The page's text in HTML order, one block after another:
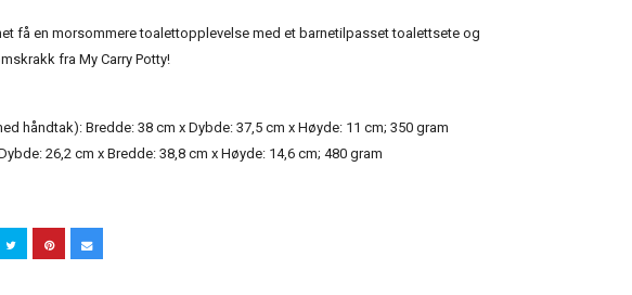
få en morsommere toalettopplevelse med et barnetilpasset toalettsete og
fra My Carry Potty!
håndtak): Bredde: 38 cm x Dybde: 37,5 cm x Høyde: 11 cm; 350 gram
26,2 cm x Bredde: 38,8 cm x Høyde: 14,6 cm; 480 gram